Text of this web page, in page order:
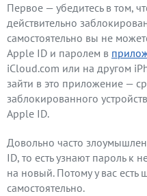
Первое — убедитесь в том,
действительно
самостоятельно вы не
Apple ID и паролем в
iCloud.com или на другом
зайти в это приложение —
заблокированного
Apple ID.
Довольно часто
ID, то есть узнают пароль к
на новый. Потому у вас есть
самостоятельно.